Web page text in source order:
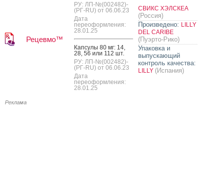
Рецевмо™
РУ: ЛП-№(002482)-
(РГ-RU) от 06.06.23
Дата
переоформления:
28.01.25
Кап­су­лы 80 мг: 14,
28, 56 или 112 шт.
РУ: ЛП-№(002482)-
(РГ-RU) от 06.06.23
Дата
переоформления:
28.01.25
СВИКС ХЭЛСКЕА
(Россия)
Произведено: LILLY
DEL CARIBE
(Пуэрто-Рико)
Упаковка и
выпускающий
контроль качества:
LILLY (Испания)
Реклама